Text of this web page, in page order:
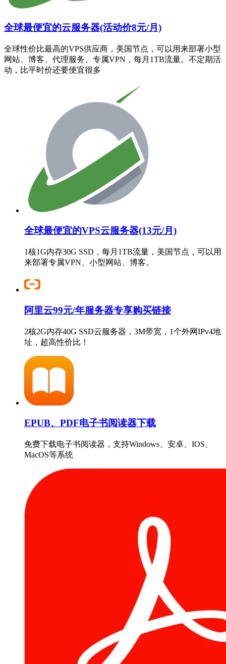
全球最便宜的云服务器(活动价8元/月)
全球性价比最高的VPS供应商，美国节点，可以用来部署小型
网站、博客、代理服务、专属VPN，每月1TB流量。不定期活
动，比平时价还要便宜很多
全球最便宜的VPS云服务器(13元/月)
1核1G内存30G SSD，每月1TB流量，美国节点，可以用
来部署专属VPN、小型网站、博客。
阿里云99元/年服务器专享购买链接
2核2G内存40G SSD云服务器，3M带宽，1个外网IPv4地
址，超高性价比！
EPUB、PDF电子书阅读器下载
免费下载电子书阅读器，支持Windows、安卓、IOS、
MacOS等系统